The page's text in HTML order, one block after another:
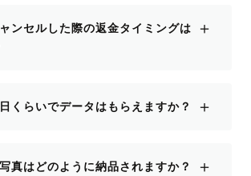
ンセルした際の返金タイミングは
＋
くらいでデータはもらえますか？ ＋
真はどのように納品されますか？ ＋